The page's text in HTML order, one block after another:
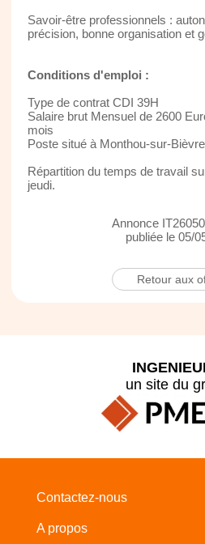
Savoir-être professionnels :
précision, bonne organisation et
Conditions d'emploi :
Type de contrat CDI 39H
Salaire brut Mensuel de 2600
mois
Poste situé à Monthou-sur-Bièvre
Répartition du temps de travail
jeudi.
Annonce
publiée le 05/
Retour aux
un site du
Contactez-nous
A propos